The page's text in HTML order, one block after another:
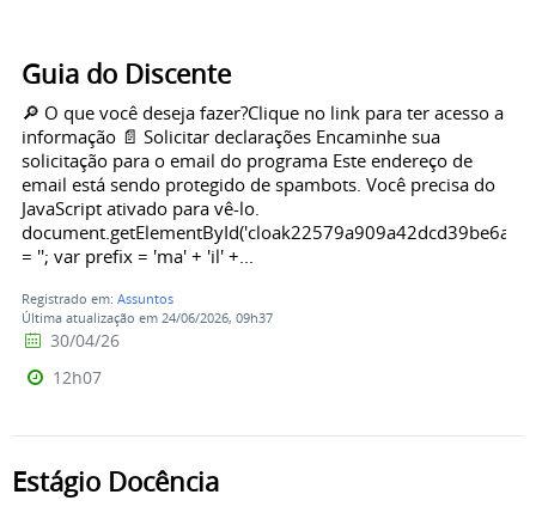
Guia do Discente
🔎 O que você deseja fazer?Clique no link para ter acesso a
informação 📄 Solicitar declarações Encaminhe sua
solicitação para o email do programa Este endereço de
email está sendo protegido de spambots. Você precisa do
JavaScript ativado para vê-lo.
= ''; var prefix = 'ma' + 'il' +...
Registrado em: Assuntos
Última atualização em 24/06/2026, 09h37
30/04/26
12h07
Estágio Docência